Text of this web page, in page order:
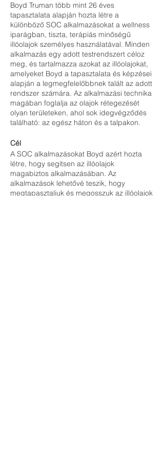
Boyd Truman több mint 26 éves
tapasztalata alapján hozta létre a
különböző SOC alkalmazásokat a wellness
iparágban, tiszta, terápiás minőségű
illóolajok személyes használatával. Minden
alkalmazás egy adott testrendszert céloz
meg, és tartalmazza azokat az illóolajokat,
amelyeket Boyd a tapasztalata és képzései
alapján a legmegfelelőbbnek talált az adott
rendszer számára. Az alkalmazási technika
magában foglalja az olajok rétegezését
olyan területeken, ahol sok idegvégződés
található: az egész háton és a talpakon.
Cél
A SOC alkalmazásokat Boyd azért hozta
létre, hogy segítsen az illóolajok
magabiztos alkalmazásában. Az
alkalmazások lehetővé teszik, hogy
megtapasztaljuk és megosszuk az illóolajok